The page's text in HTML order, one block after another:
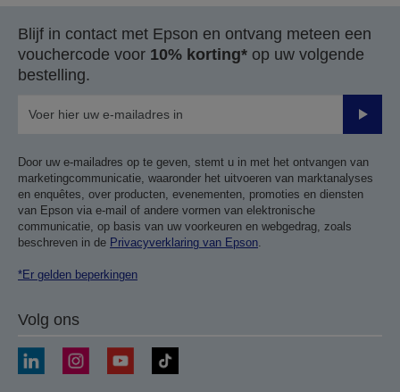
Blijf in contact met Epson en ontvang meteen een
vouchercode voor 10% korting* op uw volgende
bestelling.
Door uw e-mailadres op te geven, stemt u in met het ontvangen van
marketingcommunicatie, waaronder het uitvoeren van marktanalyses
en enquêtes, over producten, evenementen, promoties en diensten
van Epson via e-mail of andere vormen van elektronische
communicatie, op basis van uw voorkeuren en webgedrag, zoals
beschreven in de Privacyverklaring van Epson.
*Er gelden beperkingen
Volg ons